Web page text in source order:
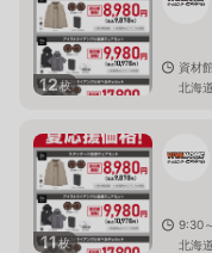
12枚
資材
北海
11枚
9:30
北海